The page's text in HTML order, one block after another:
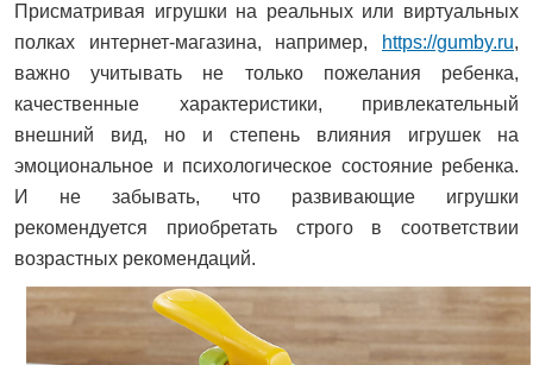
Присматривая игрушки на реальных или виртуальных
полках интернет-магазина, например,
https://gumby.ru,
важно учитывать не только пожелания ребенка,
качественные характеристики, привлекательный
внешний вид, но и степень влияния игрушек на
эмоциональное и психологическое состояние ребенка.
И не забывать, что развивающие игрушки
рекомендуется приобретать строго в соответствии
возрастных рекомендаций.